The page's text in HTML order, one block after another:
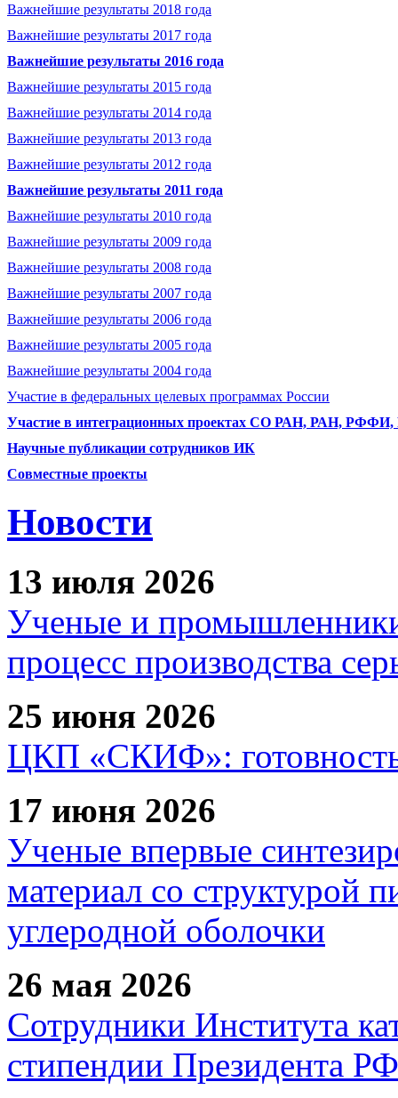
Важнейшие результаты 2018 года
Важнейшие результаты 2017 года
Важнейшие результаты 2016 года
Важнейшие результаты 2015 года
Важнейшие результаты 2014 года
Важнейшие результаты 2013 года
Важнейшие результаты 2012 года
Важнейшие результаты 2011 года
Важнейшие результаты 2010 года
Важнейшие результаты 2009 года
Важнейшие результаты 2008 года
Важнейшие результаты 2007 года
Важнейшие результаты 2006 года
Важнейшие результаты 2005 года
Важнейшие результаты 2004 года
Участие в федеральных целевых программах России
Участие в интеграционных проектах СО РАН, РАН,
Научные публикации сотрудников ИК
Совместные проекты
Новости
13 июля 2026
Ученые и
процесс производства
25 июня 2026
ЦКП «СКИФ»: готовность
17 июня 2026
Ученые впервые
материал со структурой
углеродной оболочки
26 мая 2026
Сотрудники Института
стипендии Президента РФ